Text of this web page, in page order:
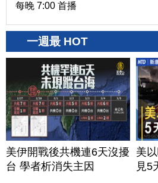
每晚 7:00 首播
一週最 HOT
美伊開戰後共機連6天沒擾
台 學者析消失主因
美
見5